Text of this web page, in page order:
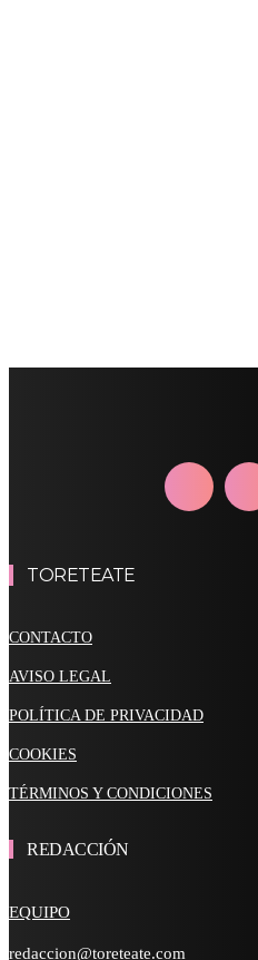
TORETEATE
CONTACTO
AVISO LEGAL
POLÍTICA DE PRIVACIDAD
COOKIES
TÉRMINOS Y CONDICIONES
REDACCIÓN
EQUIPO
redaccion@toreteate.com